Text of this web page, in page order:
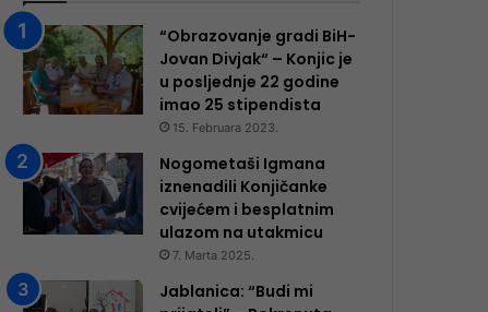
“Obrazovanje gradi BiH-
Jovan Divjak“ – Konjic je
u posljednje 22 godine
imao 25 ​​stipendista
15. Februara 2023.
Nogometaši Igmana
iznenadili Konjičanke
cvijećem i besplatnim
ulazom na utakmicu
7. Marta 2025.
Jablanica: “Budi mi